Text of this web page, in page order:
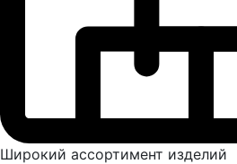
Широкий ассортимент изделий